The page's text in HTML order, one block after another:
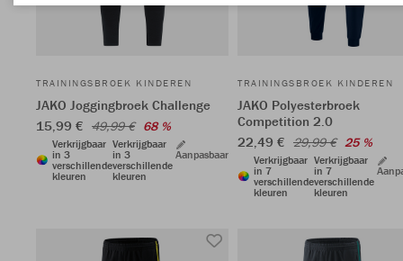
TRAININGSBROEK KINDEREN
JAKO Joggingbroek Challenge
15,99 € 49,99 € 68 %
Verkrijgbaar
in 3
verschillende
kleuren
Verkrijgbaar
in 3
verschillende
kleuren
Aanpasbaar
TRAININGSBROEK KINDEREN
JAKO Polyesterbroek
Competition 2.0
22,49 € 29,99 € 25 %
Verkrijgbaar
in 7
verschillende
kleuren
Verkrijgbaar
in 7
verschillende
kleuren